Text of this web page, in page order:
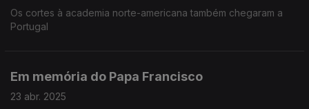
Os cortes à academia norte-americana também chegaram a
Portugal
Em memória do Papa Francisco
23 abr. 2025